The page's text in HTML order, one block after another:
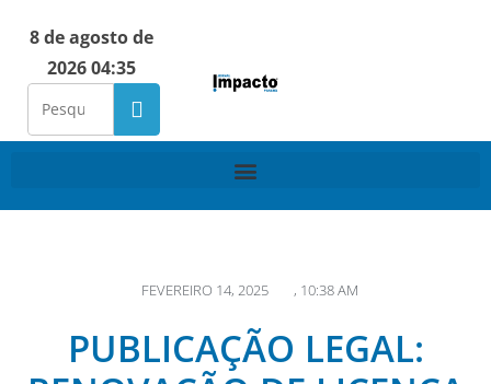
8 de agosto de
2026 04:35
FEVEREIRO 14, 2025 , 10:38 AM
PUBLICAÇÃO LEGAL: